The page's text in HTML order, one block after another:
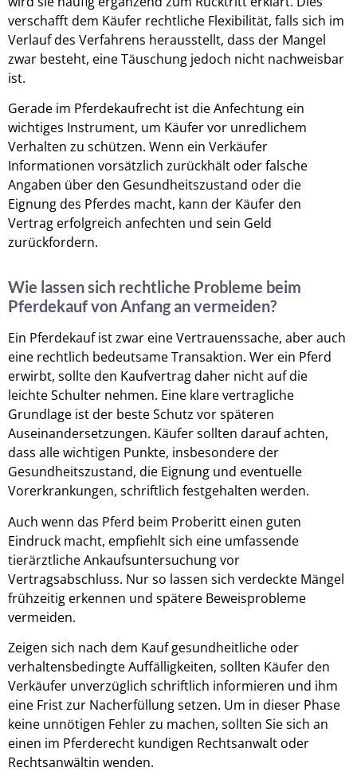
verschafft dem Käufer rechtliche Flexibilität, falls sich im
Verlauf des Verfahrens herausstellt, dass der Mangel
zwar besteht, eine Täuschung jedoch nicht nachweisbar
ist.
Gerade im Pferdekaufrecht ist die Anfechtung ein
wichtiges Instrument, um Käufer vor unredlichem
Verhalten zu schützen. Wenn ein Verkäufer
Informationen vorsätzlich zurückhält oder falsche
Angaben über den Gesundheitszustand oder die
Eignung des Pferdes macht, kann der Käufer den
Vertrag erfolgreich anfechten und sein Geld
zurückfordern.
Wie lassen sich rechtliche Probleme beim
Pferdekauf von Anfang an vermeiden?
Ein Pferdekauf ist zwar eine Vertrauenssache, aber auch
eine rechtlich bedeutsame Transaktion. Wer ein Pferd
erwirbt, sollte den Kaufvertrag daher nicht auf die
leichte Schulter nehmen. Eine klare vertragliche
Grundlage ist der beste Schutz vor späteren
Auseinandersetzungen. Käufer sollten darauf achten,
dass alle wichtigen Punkte, insbesondere der
Gesundheitszustand, die Eignung und eventuelle
Vorerkrankungen, schriftlich festgehalten werden.
Auch wenn das Pferd beim Proberitt einen guten
Eindruck macht, empfiehlt sich eine umfassende
tierärztliche Ankaufsuntersuchung vor
Vertragsabschluss. Nur so lassen sich verdeckte Mängel
frühzeitig erkennen und spätere Beweisprobleme
vermeiden.
Zeigen sich nach dem Kauf gesundheitliche oder
verhaltensbedingte Auffälligkeiten, sollten Käufer den
Verkäufer unverzüglich schriftlich informieren und ihm
eine Frist zur Nacherfüllung setzen. Um in dieser Phase
keine unnötigen Fehler zu machen, sollten Sie sich an
einen im Pferderecht kundigen Rechtsanwalt oder
Rechtsanwältin wenden.